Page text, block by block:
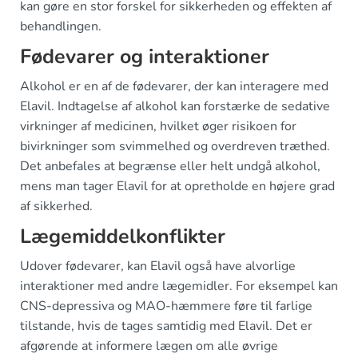
kan gøre en stor forskel for sikkerheden og effekten af
behandlingen.
Fødevarer og interaktioner
Alkohol er en af ​​de fødevarer, der kan interagere med
Elavil. Indtagelse af alkohol kan forstærke de sedative
virkninger af medicinen, hvilket øger risikoen for
bivirkninger som svimmelhed og overdreven træthed.
Det anbefales at begrænse eller helt undgå alkohol,
mens man tager Elavil for at opretholde en højere grad
af sikkerhed.
Lægemiddelkonflikter
Udover fødevarer, kan Elavil også have alvorlige
interaktioner med andre lægemidler. For eksempel kan
CNS-depressiva og MAO-hæmmere føre til farlige
tilstande, hvis de tages samtidig med Elavil. Det er
afgørende at informere lægen om alle øvrige